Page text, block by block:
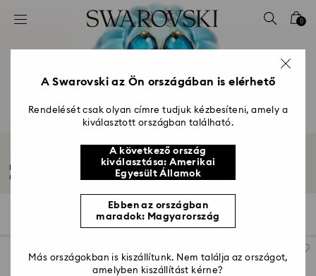
Hozzáférési-kulcs lista
2 - Lábléc
3 – Szűrés
4 - keresési találat
0
Kristály fülbevalók
Merész, figyelemfelkeltő és végtelenül sokoldalú kristály fülbevalóink
minden...
szűrő
szűrő Rendezési szempont
Rendezési
szempont
A Swarovski az Ön országában is elérhető
Rendelését csak olyan címre tudjuk kézbesíteni, amely a
kiválasztott országban található.
A következő ország
kiválasztása: Amerikai
Egyesült Államok
Ebben az országban
maradok: Magyarország
Más országokban is kiszállítunk. Nem találja az országot,
amelyben kiszállítást kérne?